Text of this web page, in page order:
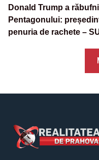
Donald Trump a
Pentagonului:
penuria de rachete –